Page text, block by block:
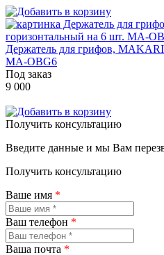
Держатель для грифов,
MA-OBG6
Под заказ
9 000
Получить консультацию
Введите данные и мы Вам
Получить консультацию
Ваше имя *
Ваш телефон *
Ваша почта *